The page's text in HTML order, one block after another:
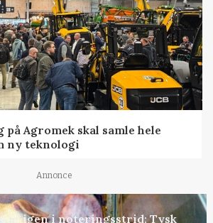
Agromek skal samle hele
ny teknologi
Annonce
igen i noteringsstrid: Tysk